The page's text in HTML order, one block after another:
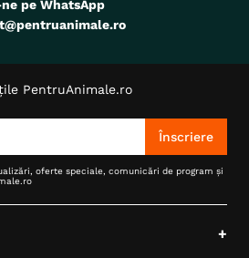
pe WhatsApp
PentruAnimale.ro
Înscriere
oferte speciale, comunicări de program și
+